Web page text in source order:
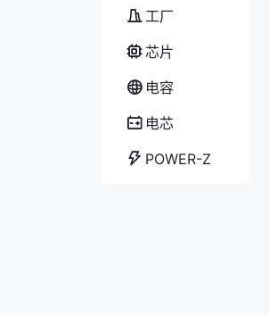
工厂
芯片
电容
电芯
POWER-Z